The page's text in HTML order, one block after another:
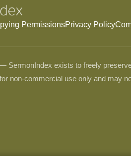
PermissionsPrivacy Policy
SermonIndex exists to freely
non-commercial use only and may